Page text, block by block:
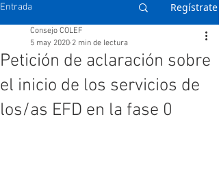
Entrada Regístrate
Petición de aclaración sobre
el inicio de los servicios de
los/as EFD en la fase 0
Consejo COLEF
5 may 2020 2 min de lectura